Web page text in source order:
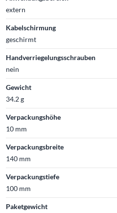
extern
Kabelschirmung
geschirmt
Handverriegelungsschrauben
nein
Gewicht
34.2 g
Verpackungshöhe
10 mm
Verpackungsbreite
140 mm
Verpackungstiefe
100 mm
Paketgewicht